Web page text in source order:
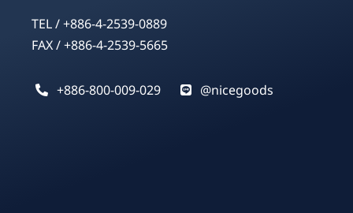
TEL / +886-4-2539-0889
FAX / +886-4-2539-5665
+886-800-009-029 @nicegoods